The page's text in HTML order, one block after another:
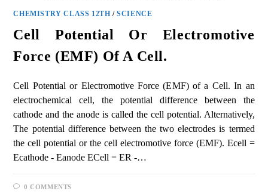
CHEMISTRY CLASS 12TH /SCIENCE
Cell Potential Or Electromotive
Force (EMF) Of A Cell.
Cell Potential or Electromotive Force (EMF) of a Cell. In an
electrochemical cell, the potential difference between the
cathode and the anode is called the cell potential. Alternatively,
The potential difference between the two electrodes is termed
the cell potential or the cell electromotive force (EMF). Ecell =
Ecathode - Eanode ECell = ER -…
0 COMMENTS